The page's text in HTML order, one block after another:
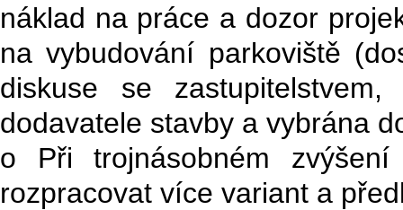
náklad na práce a dozor
na vybudování parkoviště
diskuse se
dodavatele stavby a vybrána
o Při trojnásobném
rozpracovat více variant a